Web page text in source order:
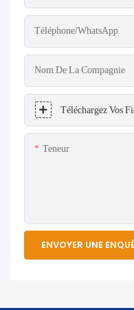
Téléphone/WhatsApp
Nom De La Compagnie
Téléchargez Vos
Teneur
ENVOYER UNE